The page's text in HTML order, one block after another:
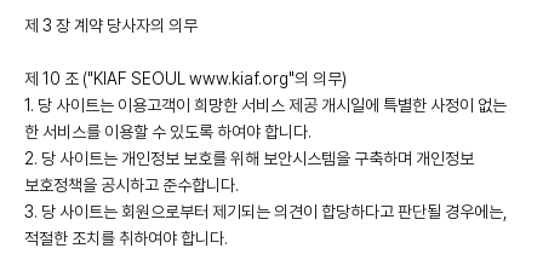
제 3 장 계약 당사자의 의무
제 10 조 ("KIAF SEOUL www.kiaf.org"의 의무)
1. 당 사이트는 이용고객이 희망한 서비스 제공 개시일에 특별한 사정이 없는
한 서비스를 이용할 수 있도록 하여야 합니다.
2. 당 사이트는 개인정보 보호를 위해 보안시스템을 구축하며 개인정보
보호정책을 공시하고 준수합니다.
3. 당 사이트는 회원으로부터 제기되는 의견이 합당하다고 판단될 경우에는,
적절한 조치를 취하여야 합니다.